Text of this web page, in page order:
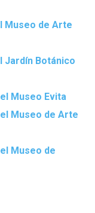
Museo de Arte
Jardín Botánico
Museo Evita
el Museo de Arte
Museo de